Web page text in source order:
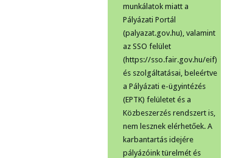
munkálatok miatt a
Pályázati Portál
(palyazat.gov.hu), valamint
az SSO felület
(https://sso.fair.gov.hu/eif)
és szolgáltatásai, beleértve
a Pályázati e-ügyintézés
(EPTK) felületet és a
Közbeszerzés rendszert is,
nem lesznek elérhetőek. A
karbantartás idejére
pályázóink türelmét és